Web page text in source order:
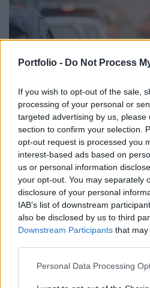
Portfolio - Do Not Process
If you wish to opt-out of the sale,
processing of your personal or
targeted advertising by us, please
section to confirm your selection.
opt-out request is processed you
interest-based ads based on
us or personal information
your opt-out. You may separately
disclosure of your personal
IAB’s list of downstream
also be disclosed by us to third
Downstream Participants that
Personal Data Processing
GAZDASÁG
Kilométeres dugók
autópályán
Alig lehet mozdulni az úton.